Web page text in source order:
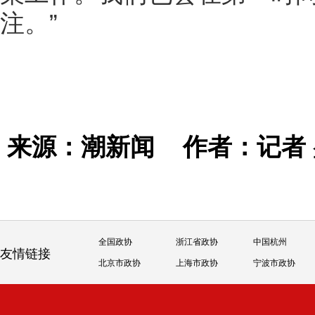
注。”
来源：潮新闻作者：记
友情链接
全国政协 浙江省政协 中国杭州
北京市政协 上海市政协 宁波市政协